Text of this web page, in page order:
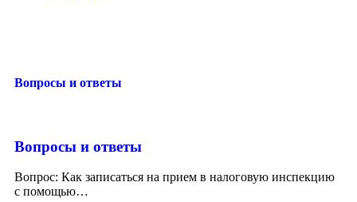
Вопросы и ответы
Вопросы и ответы
Вопрос: Как записаться на прием в налоговую инспекцию
с помощью…